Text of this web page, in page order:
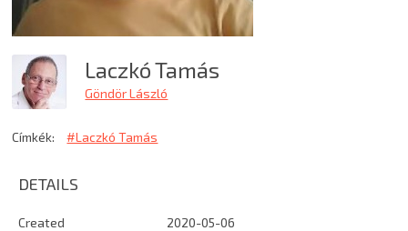
Laczkó Tamás
Göndör László
Címkék: #Laczkó Tamás
DETAILS
Created
2020-05-06